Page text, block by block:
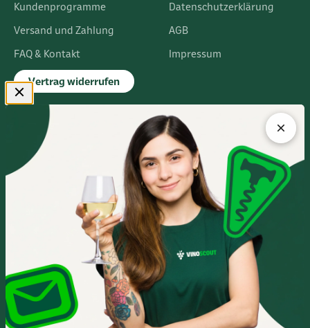
Kundenprogramme
Versand und Zahlung
FAQ & Kontakt
Vertrag widerrufen
Datenschutzerklärung
AGB
Impressum
FLAGSHIPSTORE
Albert-Einstein-Ring 24
14532 Kleinmachnow bei Berlin
Im Europarc Dreilinden
030 - 585 84 59 0
Mo.- Fr. 10:00 - 19:00 Uhr
Sa. 10:00 - 16:00 Uhr
Anfahrtsbeschreibung